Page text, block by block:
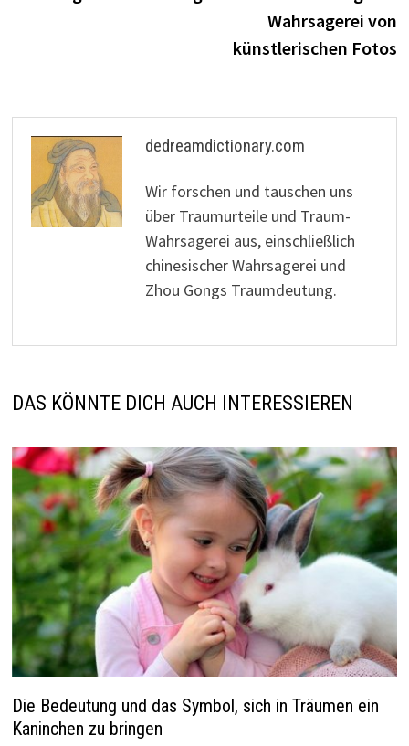
Wahrsagerei von
künstlerischen Fotos
dedreamdictionary.com
Wir forschen und tauschen uns
über Traumurteile und Traum-
Wahrsagerei aus, einschließlich
chinesischer Wahrsagerei und
Zhou Gongs Traumdeutung.
DAS KÖNNTE DICH AUCH INTERESSIEREN
Die Bedeutung und das Symbol, sich in Träumen ein
Kaninchen zu bringen